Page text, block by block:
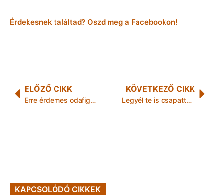
Érdekesnek találtad? Oszd meg a Facebookon!
ELŐZŐ CIKK
Erre érdemes odafigyelni, ha vissza akarunk vinni egy ajándékot a boltba
KÖVETKEZŐ CIKK
Legyél te is csapattag – Legyél te is rendőr
KAPCSOLÓDÓ CIKKEK